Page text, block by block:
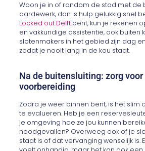
Woon je in of rondom de stad met
aardewerk, dan is hulp gelukkig snel
Locked out Delft bent, kun je rekenen
en vakkundige assistentie, ook buiten
slotenmakers in het gebied zijn dag
zodat je nooit lang in de kou staat.
Na de buitensluiting: zorg
voorbereiding
Zodra je weer binnen bent, is het slim
te evalueren. Heb je een
je omgeving hoe ze jou kunnen
noodgevallen? Overweeg ook of je
staat is of dat vervanging wenselijk is.